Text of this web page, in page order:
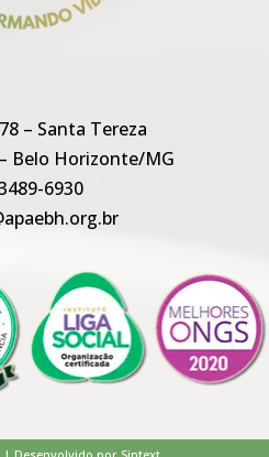
– Santa Tereza
Belo Horizonte/MG
6930